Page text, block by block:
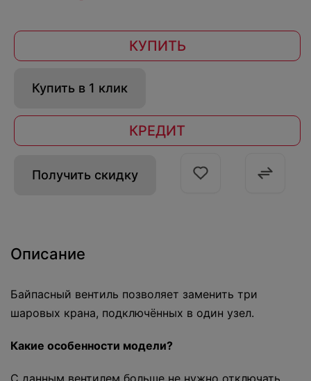
КУПИТЬ
Купить в 1 клик
КРЕДИТ
Получить скидку
Описание
Байпасный вентиль позволяет заменить три
шаровых крана, подключённых в один узел.
Какие особенности модели?